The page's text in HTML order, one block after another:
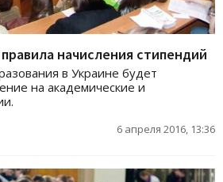
начисления стипендий
в Украине будет
на академические и
6 апреля 2016, 13:36